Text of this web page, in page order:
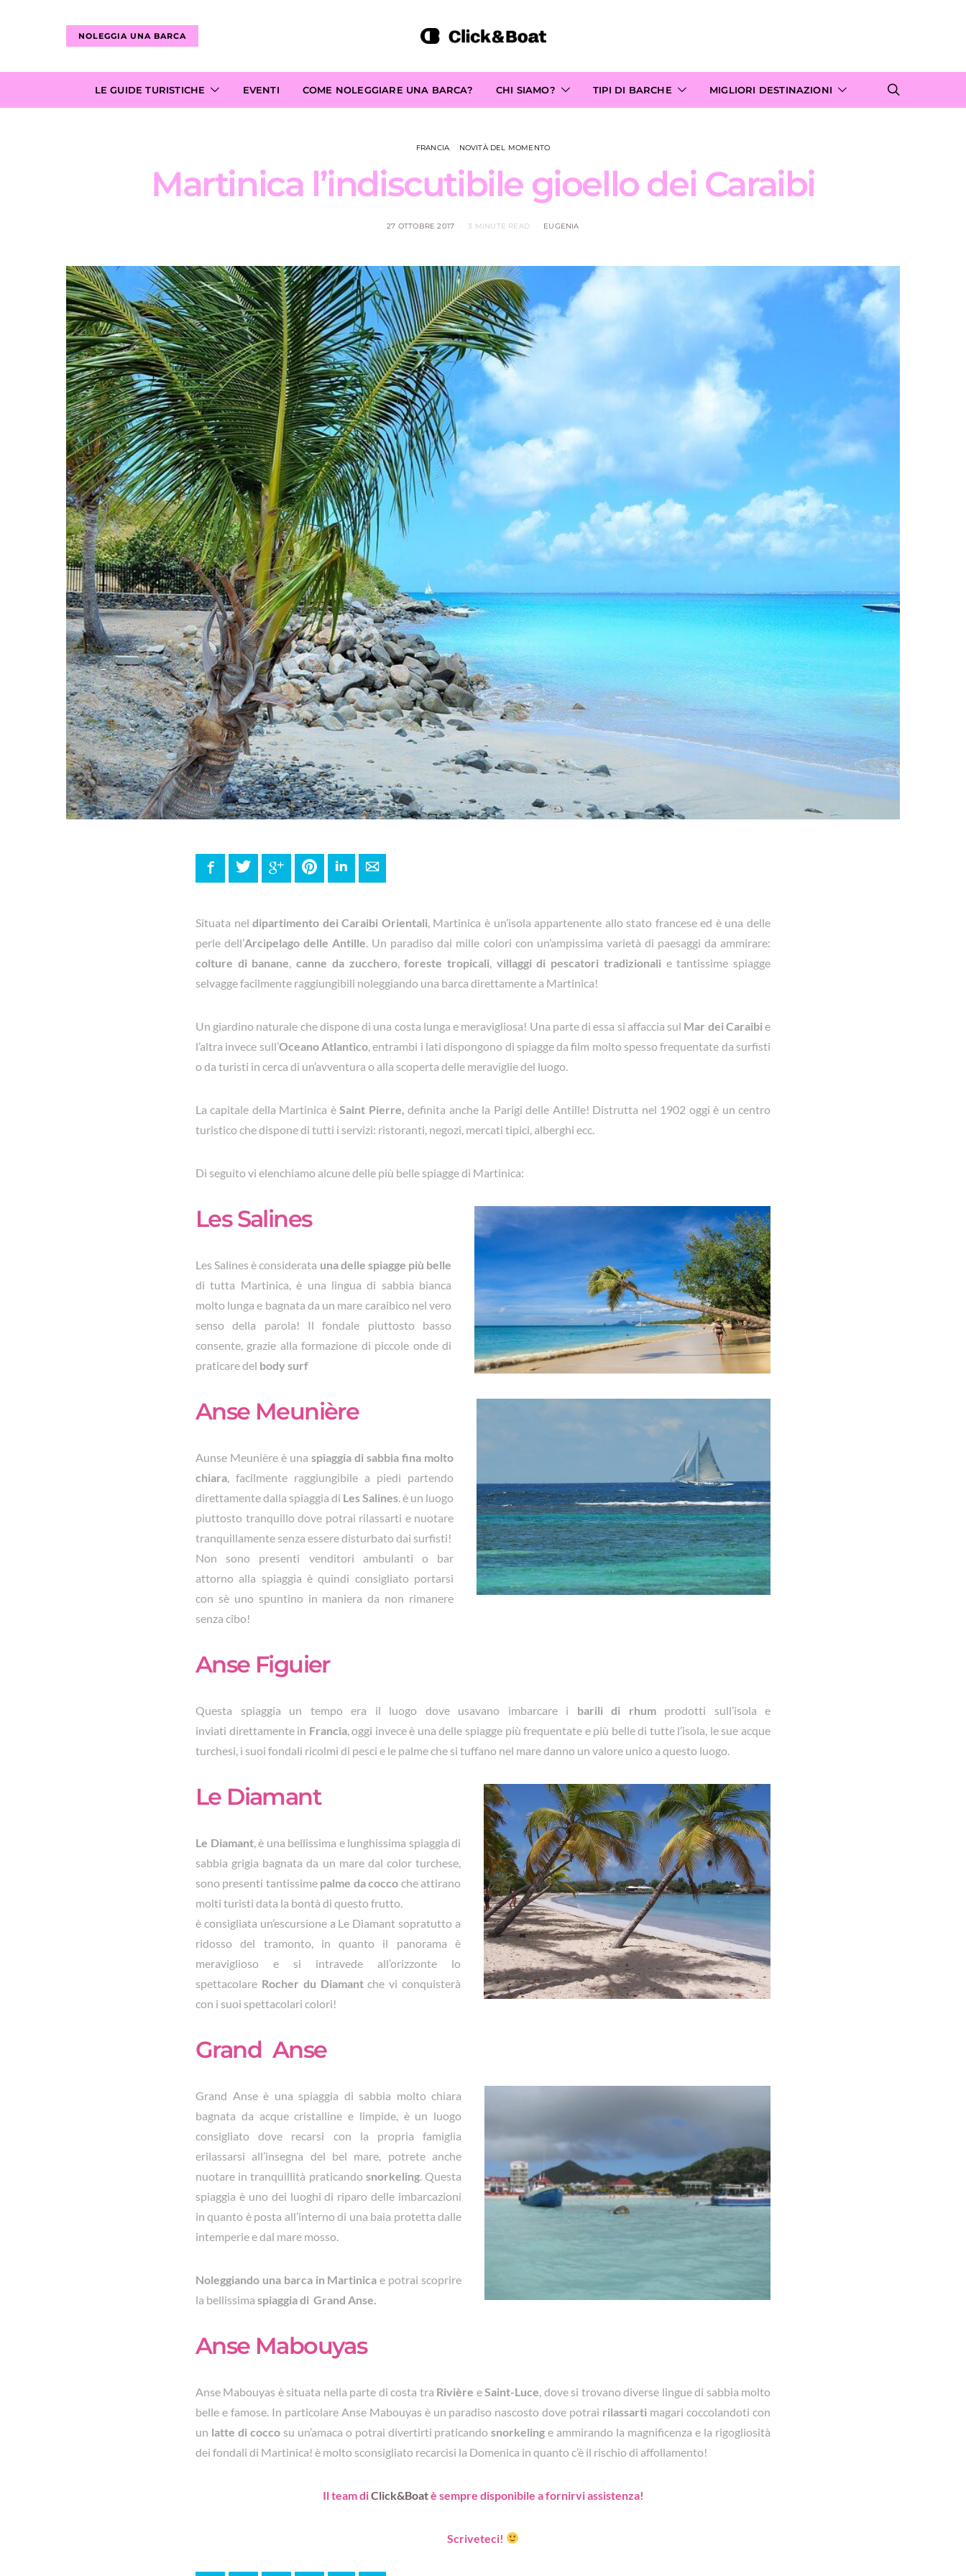
NOLEGGIA UNA BARCA
LE GUIDE TURISTICHE EVENTI COME NOLEGGIARE UNA BARCA? CHI SIAMO? TIPI DI BARCHE MIGLIORI DESTINAZIONI
FRANCIA NOVITÀ DEL MOMENTO
Martinica l’indiscutibile gioello dei Caraibi
27 OTTOBRE 2017 3 MINUTE READ EUGENIA
FacebookTwitter Google+ PinterestLinkedInE-mail
Situata neldipartimento dei Caraibi Orientali, Martinica è un’isola appartenente allo stato francese ed è una delle
perle dell’Arcipelago delle Antille . Un paradiso dai mille colori con un’ampissima varietà di paesaggi da ammirare:
colture di banane ,canne da zucchero,foreste tropicali villaggi di pescatori tradizionalie tantissime spiagge
selvagge facilmente raggiungibili noleggiando una barca direttamente a Martinica!
Un giardino naturale che dispone di una costa lunga e meravigliosa! Una parte di essa si affaccia sul Mar dei Caraibie
l’altra invece sull’Oceano Atlantico, entrambi i lati dispongono di spiagge da film molto spesso frequentate da surfisti
o da turisti in cerca di un’avventura o alla scoperta delle meraviglie del luogo.
La capitale della Martinica è Saint Pierre,definita anche la Parigi delle Antille! Distrutta nel 1902 oggi è un centro
turistico che dispone di tutti i servizi: ristoranti, negozi, mercati tipici, alberghi ecc.
Di seguito vi elenchiamo alcune delle più belle spiagge di Martinica:
Les Salines
Les Salines è considerata una delle spiagge più belle
di tutta Martinica, è una lingua di sabbia bianca
molto lunga e bagnata da un mare caraibico nel vero
senso della parola! Il fondale piuttosto basso
consente, grazie alla formazione di piccole onde di
praticare del body surf
Anse Meunière
Aunse Meunière è una spiaggia di sabbia fina molto
chiara , facilmente raggiungibile a piedi partendo
direttamente dalla spiaggia di Les Salines . è un luogo
piuttosto tranquillo dove potrai rilassarti e nuotare
tranquillamente senza essere disturbato dai surfisti!
Non sono presenti venditori ambulanti o bar
attorno alla spiaggia è quindi consigliato portarsi
con sè uno spuntino in maniera da non rimanere
senza cibo!
Anse Figuier
Questa spiaggia un tempo era il luogo dove usavano imbarcare i barili di rhumprodotti sull’isola e
inviati direttamente in Francia, oggi invece è una delle spiagge più frequentate e più belle di tutte l’isola, le sue acque
turchesi, i suoi fondali ricolmi di pesci e le palme che si tuffano nel mare danno un valore unico a questo luogo.
Le Diamant
Le Diamant, è una bellissima e lunghissima spiaggia di
sabbia grigia bagnata da un mare dal color turchese,
sono presenti tantissime palme da cocco che attirano
molti turisti data la bontà di questo frutto.
è consigliata un’escursione a Le Diamant sopratutto a
ridosso del tramonto, in quanto il panorama è
meraviglioso e si intravede all’orizzonte lo
spettacolare Rocher du Diamantche vi conquisterà
con i suoi spettacolari colori!
Grand Anse
Grand Anse è una spiaggia di sabbia molto chiara
bagnata da acque cristalline e limpide, è un luogo
consigliato dove recarsi con la propria famiglia
erilassarsi all’insegna del bel mare, potrete anche
nuotare in tranquillità praticando snorkeling. Questa
spiaggia è uno dei luoghi di riparo delle imbarcazioni
in quanto è posta all’interno di una baia protetta dalle
intemperie e dal mare mosso.
Noleggiando una barca in Martinica e potrai scoprire
la bellissima spiaggia di Grand Anse.
Anse Mabouyas
Anse Mabouyas è situata nella parte di costa tra Rivière e Saint-Luce , dove si trovano diverse lingue di sabbia molto
belle e famose. In particolare Anse Mabouyas è un paradiso nascosto dove potrai rilassarti magari coccolandoti con
un latte di coccosu un’amaca o potrai divertirti praticandosnorkeling e ammirando la magnificenza e la rigogliosità
dei fondali di Martinica! è molto sconsigliato recarcisi la Domenica in quanto c’è il rischio di affollamento!
Il team diClick&Boatè sempre disponibile a fornirvi assistenza!
Scriveteci!